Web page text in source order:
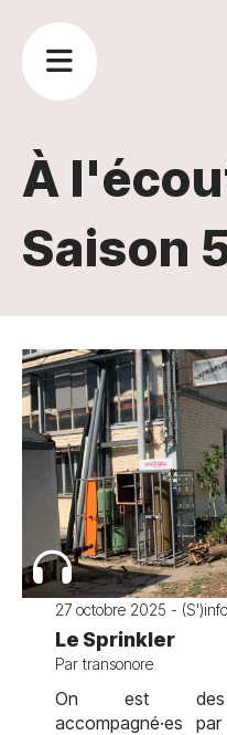
À
Saison
27 octobre 2025 -
Le Sprinkler
Par transonore
On est des
accompagné·es